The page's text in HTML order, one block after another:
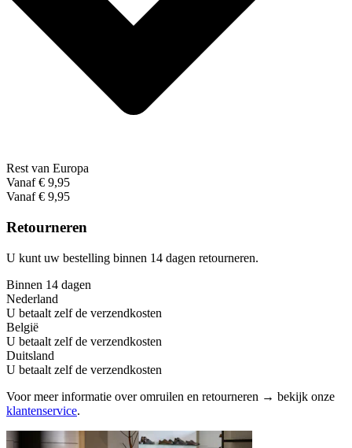
Rest van Europa
Vanaf € 9,95
Vanaf € 9,95
Retourneren
U kunt uw bestelling binnen 14 dagen retourneren.
Binnen 14 dagen
Nederland
U betaalt zelf de verzendkosten
België
U betaalt zelf de verzendkosten
Duitsland
U betaalt zelf de verzendkosten
Voor meer informatie over omruilen en retourneren → bekijk onze
klantenservice.